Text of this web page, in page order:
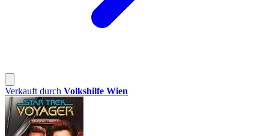
Verkauft durch Volkshilfe Wien